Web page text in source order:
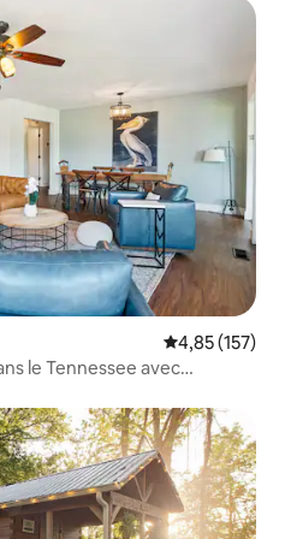
Évaluation
4,85 (157)
le Tennessee avec